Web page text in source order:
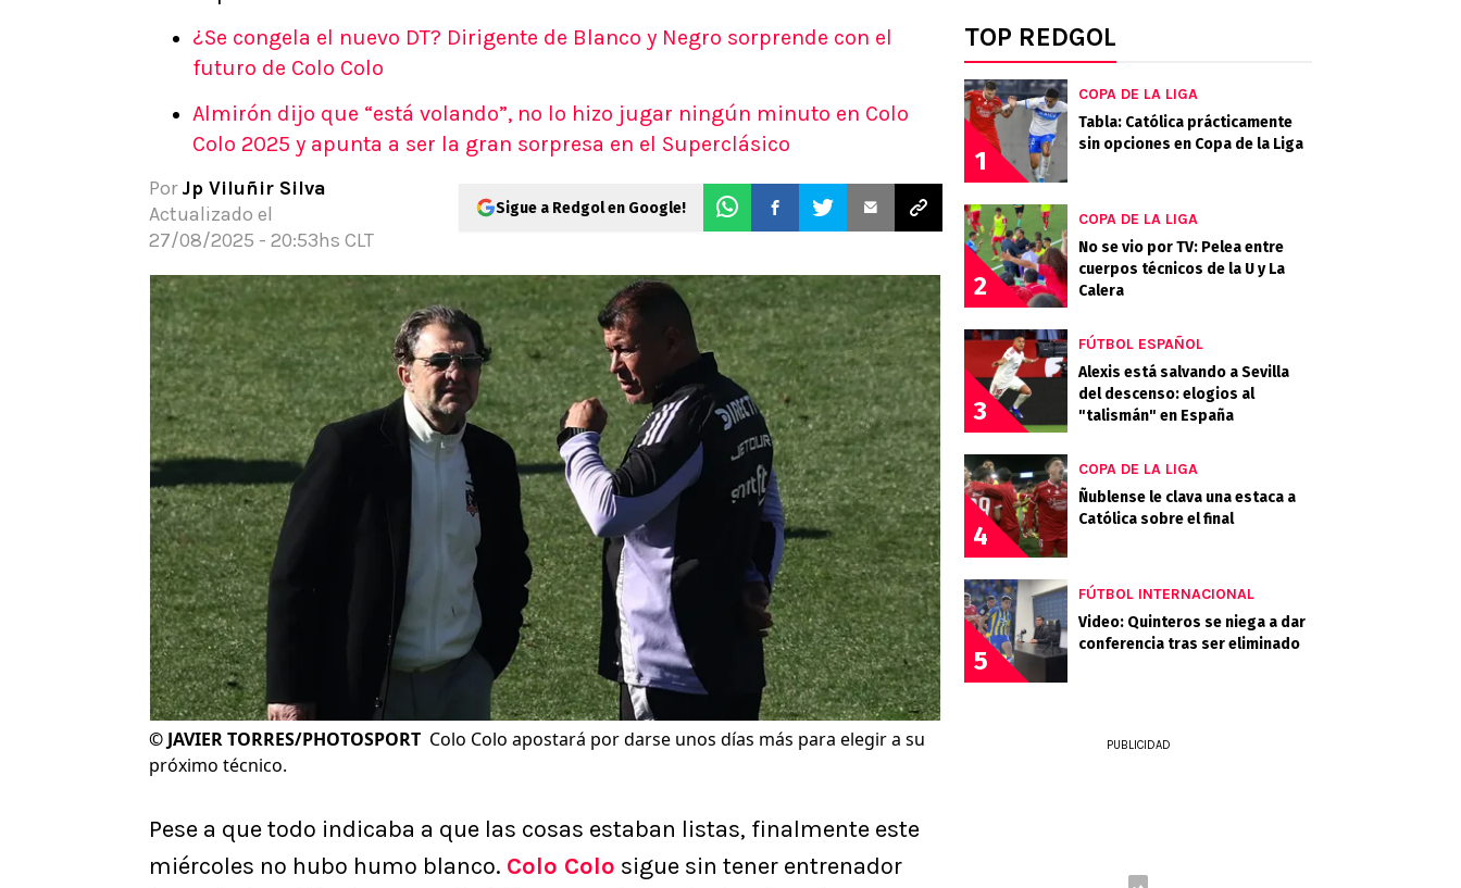
Apuestas Mundial 2026
¿Se congela el nuevo DT? Dirigente de Blanco y Negro sorprende con el
futuro de Colo Colo
Almirón dijo que “está volando”, no lo hizo jugar ningún minuto en Colo
Colo 2025 y apunta a ser la gran sorpresa en el Superclásico
Por Jp Viluñir Silva
Actualizado el
27/08/2025 - 20:53hs CLT
Sigue a Redgol en Google!
© JAVIER TORRES/PHOTOSPORT Colo Colo apostará por darse unos días más para elegir a su
próximo técnico.
Pese a que todo indicaba a que las cosas estaban listas, finalmente este
miércoles no hubo humo blanco. Colo Colo sigue sin tener entrenador
TOP REDGOL
1
COPA DE LA LIGA
Tabla: Católica prácticamente
sin opciones en Copa de la Liga
2
COPA DE LA LIGA
No se vio por TV: Pelea entre
cuerpos técnicos de la U y La
Calera
3
FÚTBOL ESPAÑOL
Alexis está salvando a Sevilla
del descenso: elogios al
"talismán" en España
4
COPA DE LA LIGA
Ñublense le clava una estaca a
Católica sobre el final
5
FÚTBOL INTERNACIONAL
Video: Quinteros se niega a dar
conferencia tras ser eliminado
PUBLICIDAD